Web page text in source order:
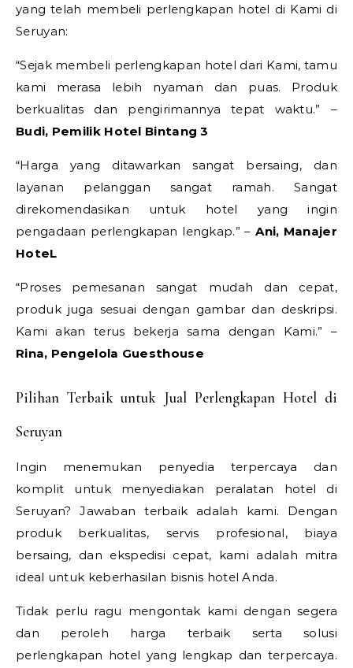
yang telah membeli perlengkapan hotel di Kami di
Seruyan:
“Sejak membeli perlengkapan hotel dari Kami, tamu
kami merasa lebih nyaman dan puas. Produk
berkualitas dan pengirimannya tepat waktu.” –
Budi, Pemilik Hotel Bintang 3
“Harga yang ditawarkan sangat bersaing, dan
layanan pelanggan sangat ramah. Sangat
direkomendasikan untuk hotel yang ingin
pengadaan perlengkapan lengkap.” –Ani, Manajer
HoteL
“Proses pemesanan sangat mudah dan cepat,
produk juga sesuai dengan gambar dan deskripsi.
Kami akan terus bekerja sama dengan Kami.” –
Rina, Pengelola Guesthouse
Pilihan Terbaik untuk Jual Perlengkapan Hotel di
Seruyan
Ingin menemukan penyedia terpercaya dan
komplit untuk menyediakan peralatan hotel di
Seruyan? Jawaban terbaik adalah kami. Dengan
produk berkualitas, servis profesional, biaya
bersaing, dan ekspedisi cepat, kami adalah mitra
ideal untuk keberhasilan bisnis hotel Anda.
Tidak perlu ragu mengontak kami dengan segera
dan peroleh harga terbaik serta solusi
perlengkapan hotel yang lengkap dan terpercaya.